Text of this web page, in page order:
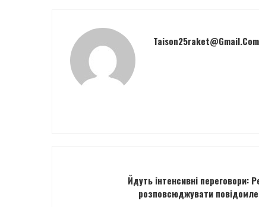
Taison25raket@gmail.com
Йдуть інтенсивні переговори:
розповсюджувати